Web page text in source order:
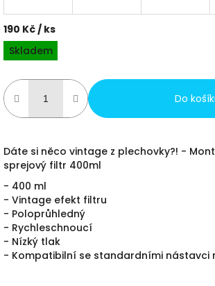
190 Kč / ks
Měrná
cena:
Skladem
Do
Dáte si něco vintage z plechovky?! -
sprejový filtr 400ml
- 400 ml
- Vintage efekt filtru
- Poloprůhledný
- Rychleschnoucí
- Nízký tlak
- Kompatibilní se standardními nástavci